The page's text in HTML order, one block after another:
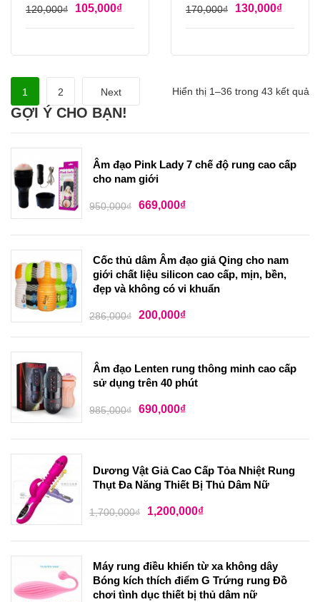
120,000₫ 105,000₫ 170,000₫ 130,000₫
1 2 Next Hiển thị 1–36 trong 43 kết quả
GỢI Ý CHO BẠN!
Âm đạo Pink Lady 7 chế độ rung cao cấp
cho nam giới
950,000₫ 669,000₫
Cốc thủ dâm Âm đạo giả Qing cho nam
giới chất liệu silicon cao cấp, mịn, bền,
đẹp và không có vi khuẩn
286,000₫ 200,000₫
Âm đạo Lenten rung thông minh cao cấp
sử dụng trên 40 phút
985,000₫ 690,000₫
Dương Vật Giả Cao Cấp Tỏa Nhiệt Rung
Thụt Đa Năng Thiết Bị Thủ Dâm Nữ
1,700,000₫ 1,200,000₫
Máy rung điều khiển từ xa không dây
Bóng kích thích điểm G Trứng rung Đồ
chơi tình dục thiết bị thủ dâm nữ